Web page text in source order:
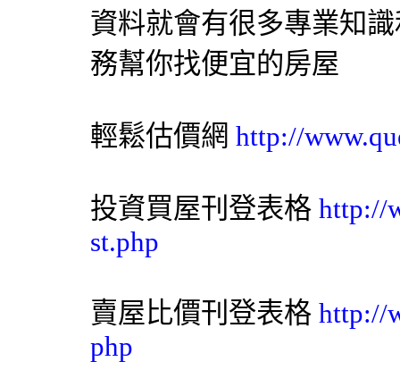
資料就會有很多專業知
務幫你找便宜的房屋
輕鬆估價網 http://
投資買屋刊登表格 http://
st.php
賣屋比價刊登表格 http://
php